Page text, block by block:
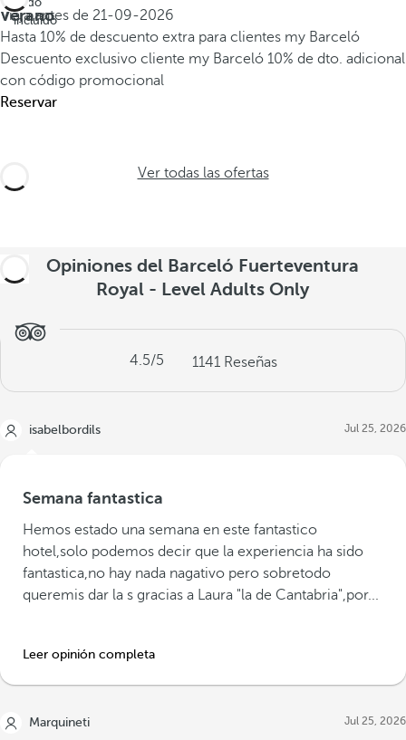
Verano
incluido
Viaja antes de 21-09-2026
Hasta 10% de descuento extra para clientes my Barceló
Descuento exclusivo cliente my Barceló 10% de dto. adicional
con código promocional
Reservar
Ver todas las ofertas
Opiniones del Barceló Fuerteventura
Royal - Level Adults Only
4.5/5 1141 Reseñas
isabelbordils Jul 25, 2026
Semana fantastica
Hemos estado una semana en este fantastico
hotel,solo podemos decir que la experiencia ha sido
fantastica,no hay nada nagativo pero sobretodo
queremis dar la s gracias a Laura "la de Cantabria",por...
Leer opinión completa
Marquineti Jul 25, 2026